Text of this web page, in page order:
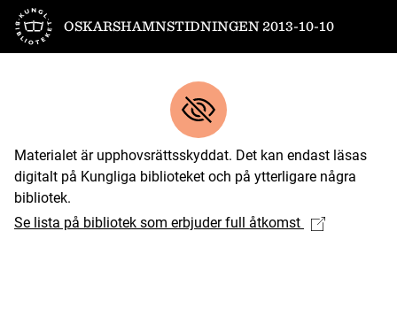
Till startsidan
OSKARSHAMNSTIDNINGEN 2013-10-10
Materialet är upphovsrättsskyddat. Det kan endast läsas
digitalt på Kungliga biblioteket och på ytterligare några
bibliotek.
Se lista på bibliotek som erbjuder full åtkomst